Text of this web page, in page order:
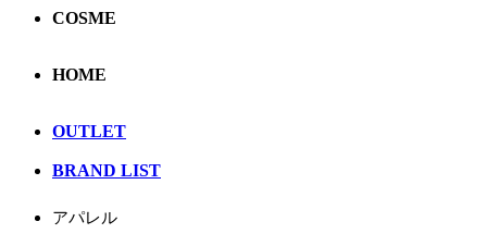
COSME
HOME
OUTLET
BRAND LIST
アパレル